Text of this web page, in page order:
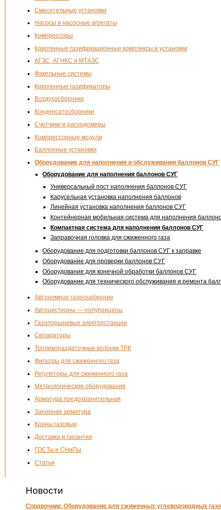
Смесительные установки
Насосы и насосные агрегаты
Компрессоры
Криогенные газификационные комплексы и установки
АГЗС, АГНКС и МТАЗС
Факельные системы
Криогенные газификаторы
Воздухосборники
Конденсатосборники
Счетчики и расходомеры
Компрессорные модули
Баллонные установки
Оборудование для наполнения и обслуживания баллонов СУГ
Оборудование для наполнения баллонов СУГ
Универсальный пост наполнения баллонов СУГ
Карусельная установка наполнения баллонов
Линейная установка наполнения баллонов СУГ
Контейнерная мобильная система для наполнения
Компактная система для наполнения баллонов СУГ
Заправочная головка для сжиженного газа
Оборудование для подготовки баллонов СУГ к заправке
Оборудование для проверки баллонов СУГ
Оборудование для конечной обработки баллонов СУГ
Оборудование для технического обслуживания и ремонта
Автономное газоснабжение
Автоцистерны — полуприцепы
Газопоршневые электростанции
Сепараторы
Топливораздаточные колонки ТРК
Фильтры для сжиженного газа
Регуляторы для сжиженного газа
Метрологическое оборудование
Арматура предохранительная
Запорная арматура
Краны газовые
Доставка и гарантия
ГОСТы и СНиПы
Статьи
Новости
Справочник. Оборудование для сжиженных углеводородных